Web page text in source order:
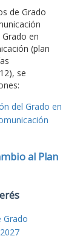
de Grado
en
(plan
se
del Grado en
al Plan
Grado